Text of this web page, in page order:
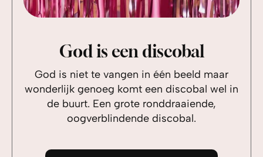
God is een discobal
God is niet te vangen in één beeld maar
wonderlijk genoeg komt een discobal wel in
de buurt. Een grote ronddraaiende,
oogverblindende discobal.